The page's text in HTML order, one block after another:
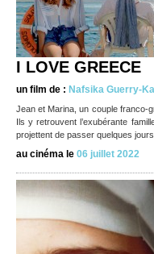
I LOVE GREECE
un film de : Nafsika Guerry-
Jean et Marina, un couple franco-
Ils y retrouvent l’exubérante
projettent de passer quelques
au cinéma le 06 juillet 2022